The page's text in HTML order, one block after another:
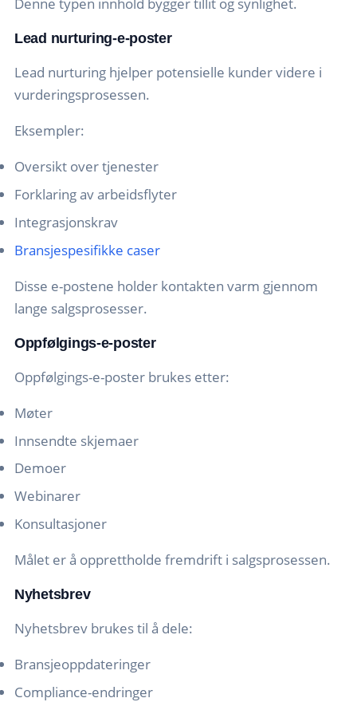
Denne typen innhold bygger tillit og synlighet.
Lead nurturing-e-poster
Lead nurturing hjelper potensielle kunder videre i
vurderingsprosessen.
Eksempler:
Oversikt over tjenester
Forklaring av arbeidsflyter
Integrasjonskrav
Bransjespesifikke caser
Disse e-postene holder kontakten varm gjennom
lange salgsprosesser.
Oppfølgings-e-poster
Oppfølgings-e-poster brukes etter:
Møter
Innsendte skjemaer
Demoer
Webinarer
Konsultasjoner
Målet er å opprettholde fremdrift i salgsprosessen.
Nyhetsbrev
Nyhetsbrev brukes til å dele:
Bransjeoppdateringer
Compliance-endringer